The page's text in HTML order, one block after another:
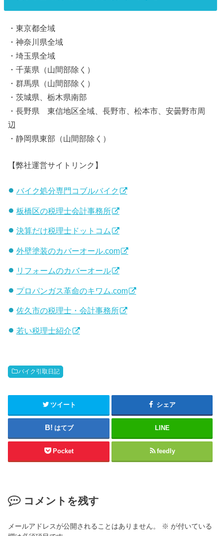
・東京都全域
・神奈川県全域
・埼玉県全域
・千葉県（山間部除く）
・群馬県（山間部除く）
・茨城県、栃木県南部
・長野県 東信地区全域、長野市、松本市、安曇野市周
辺
・静岡県東部（山間部除く）
【弊社運営サイトリンク】
バイク処分専門コブルバイク
板橋区の税理士会計事務所
決算だけ税理士ドットコム
外壁塗装のカバーオール.com
リフォームのカバーオール
プロパンガス革命のキワム.com
佐久市の税理士・会計事務所
若い税理士紹介
バイク引取日記
ツイート シェア
はてブ LINE
Pocket feedly
コメントを残す
メールアドレスが公開されることはありません。 ※ が付いている